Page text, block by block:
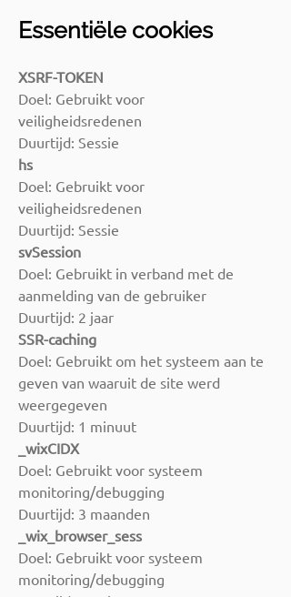
Essentiële cookies
XSRF-TOKEN
Doel: Gebruikt voor
veiligheidsredenen
Duurtijd: Sessie
hs
Doel: Gebruikt voor
veiligheidsredenen
Duurtijd: Sessie
svSession
Doel: Gebruikt in verband met de
aanmelding van de gebruiker
Duurtijd: 2 jaar
SSR-caching
Doel: Gebruikt om het systeem aan te
geven van waaruit de site werd
weergegeven
Duurtijd: 1 minuut
_wixCIDX
Doel: Gebruikt voor systeem
monitoring/debugging
Duurtijd: 3 maanden
_wix_browser_sess
Doel: Gebruikt voor systeem
monitoring/debugging